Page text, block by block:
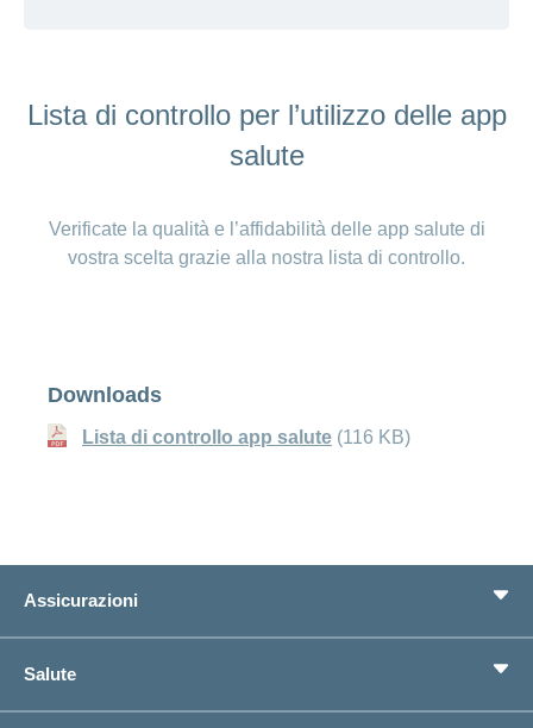
Lista di controllo per l’utilizzo delle app
salute
Verificate la qualità e l’affidabilità delle app salute di
vostra scelta grazie alla nostra lista di controllo.
Downloads
Lista di controllo app salute (116 KB)
Assicurazioni
Assicurazioni complementari
Previdenza
Salute